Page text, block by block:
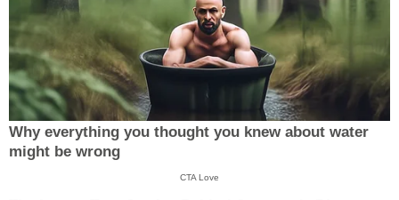
Why everything you thought you knew about water
might be wrong
CTA Love